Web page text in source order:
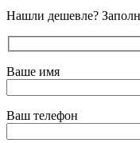
Нашли дешевле?
Ваше имя
Ваш телефон